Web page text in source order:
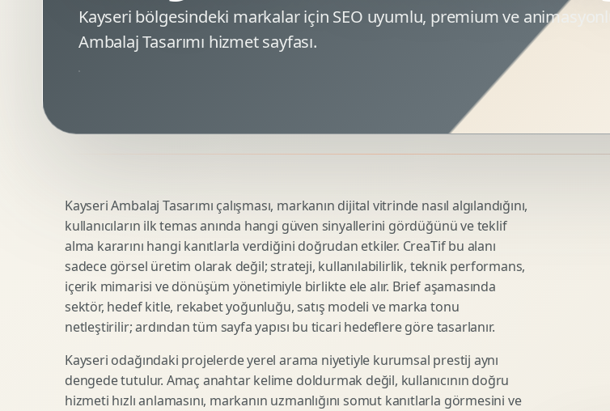
Minimal Logo Tasarimi
Premium Logo Tasarimi
Logo Revizyonu
Kurumsal Logo Yenileme
Google Ads Reklam Tasarimi
Remarketing Kreatifleri
Sosyal Medya Kreatif Tasarimi
Reels Kapak Tasarimi
Topluluk Yonetimi
Influencer Kampanya Tasarimi
Uluslararasi SEO
Urun Gorsellestirme
3D Reklam Gorseli
Cgi Kampanya Gorseli
3D Karakter Tasarimi
3D Stand Tasarimi
3D Urun Modelleme
Mimari 3D Gorsellestirme
Endustriyel Modelleme
Low Poly Modelleme
High Poly Modelleme
Kayseri bölgesindeki markalar için SEO uyumlu, premium ve
Ambalaj Tasarımı hizmet sayfası.
Kayseri Ambalaj Tasarımı çalışması, markanın dijital vitrinde nasıl algılandığını,
kullanıcıların ilk temas anında hangi güven sinyallerini gördüğünü ve teklif
alma kararını hangi kanıtlarla verdiğini doğrudan etkiler. CreaTif bu alanı
sadece görsel üretim olarak değil; strateji, kullanılabilirlik, teknik performans,
içerik mimarisi ve dönüşüm yönetimiyle birlikte ele alır. Brief aşamasında
sektör, hedef kitle, rekabet yoğunluğu, satış modeli ve marka tonu
netleştirilir; ardından tüm sayfa yapısı bu ticari hedeflere göre tasarlanır.
Kayseri odağındaki projelerde yerel arama niyetiyle kurumsal prestij aynı
dengede tutulur. Amaç anahtar kelime doldurmak değil, kullanıcının doğru
hizmeti hızlı anlamasını, markanın uzmanlığını somut kanıtlarla görmesini ve